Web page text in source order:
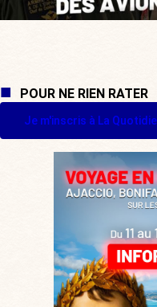
POUR NE RIEN RATER
Je m'inscris à La